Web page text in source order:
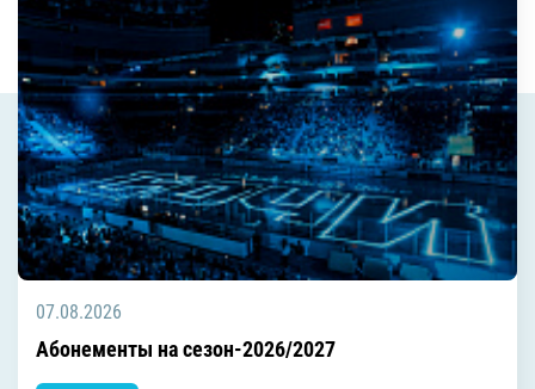
07.08.2026
Абонементы на сезон-2026/2027